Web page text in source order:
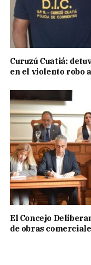
Curuzú Cuatiá:
en el violento robo
El Concejo
de obras